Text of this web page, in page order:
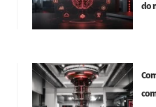
do